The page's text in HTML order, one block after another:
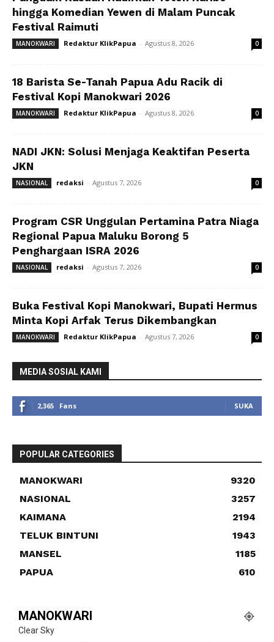
hingga Komedian Yewen di Malam Puncak
Festival Raimuti
MANOKWARI Redaktur KlikPapua - Agustus 8, 2026 0
18 Barista Se-Tanah Papua Adu Racik di
Festival Kopi Manokwari 2026
MANOKWARI Redaktur KlikPapua - Agustus 8, 2026 0
NADI JKN: Solusi Menjaga Keaktifan Peserta
JKN
NASIONAL redaksi - Agustus 7, 2026 0
Program CSR Unggulan Pertamina Patra Niaga
Regional Papua Maluku Borong 5
Penghargaan ISRA 2026
NASIONAL redaksi - Agustus 7, 2026 0
Buka Festival Kopi Manokwari, Bupati Hermus
Minta Kopi Arfak Terus Dikembangkan
MANOKWARI Redaktur KlikPapua - Agustus 7, 2026 0
MEDIA SOSIAL KAMI
2,365 Fans SUKA
POPULAR CATEGORIES
MANOKWARI
9320
NASIONAL
3257
KAIMANA
2194
TELUK BINTUNI
1943
MANSEL
1185
PAPUA
610
MANOKWARI
Clear Sky